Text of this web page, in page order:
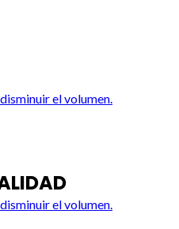
el volumen.
el volumen.